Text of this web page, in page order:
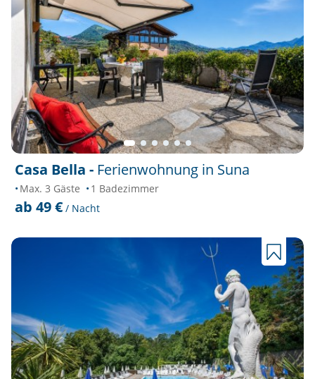
Casa Bella - Ferienwohnung in Suna
Max. 3 Gäste 1 Badezimmer
ab 49 € / Nacht